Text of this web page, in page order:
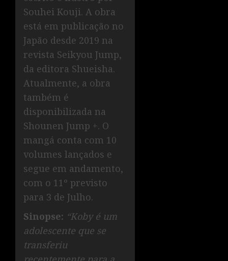
Souhei Kouji. A obra
está em publicação no
Japão desde 2019 na
revista Seikyou Jump,
da editora Shueisha.
Atualmente, a obra
também é
disponibilizada na
Shounen Jump +. O
mangá conta com 10
volumes lançados e
segue em andamento,
com o 11º previsto
para 3 de Julho.
Sinopse: “Koby é um
adolescente que se
transferiu